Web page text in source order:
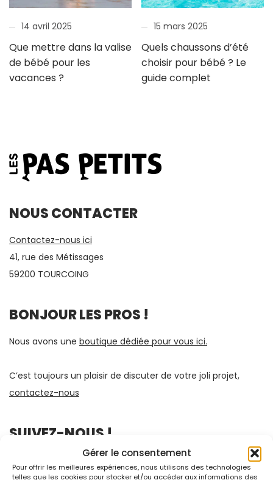
Gérer le consentement
Pour offrir les meilleures expériences, nous utilisons des technologies
telles que les cookies pour stocker et/ou accéder aux informations des
14 avril 2025
Que mettre dans la valise
de bébé pour les
vacances ?
15 mars 2025
Quels chaussons d’été
choisir pour bébé ? Le
guide complet
NOUS CONTACTER
Contactez-nous ici
41, rue des Métissages
59200 TOURCOING
BONJOUR LES PROS !
Nous avons une boutique dédiée pour vous ici.
C’est toujours un plaisir de discuter de votre joli projet,
contactez-nous
SUIVEZ-NOUS !